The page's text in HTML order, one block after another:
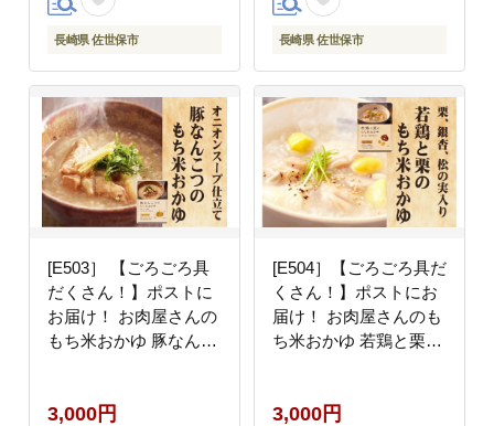
長崎県 佐世保市 長崎県 佐世保市
[E503］ 【ごろごろ具
だくさん！】ポストに
お届け！ お肉屋さんの
もち米おかゆ 豚なんこ
簡単 レトルト おかゆ
3,000円
[E504］【ごろごろ具だ
くさん！】ポストにお
届け！ お肉屋さんのも
ち米おかゆ 若鶏と栗の
トルト おかゆ 朝粥 ダ
3,000円